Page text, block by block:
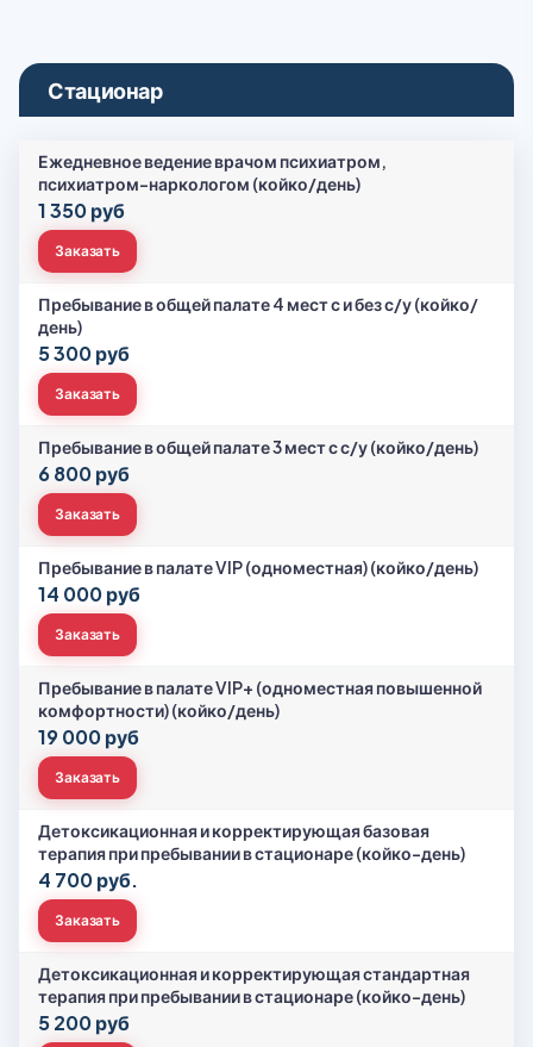
Стационар
Ежедневное ведение врачом психиатром,
психиатром-наркологом (койко/день)
1 350 руб
Заказать
Пребывание в общей палате 4 мест с и без с/у (койко/
день)
5 300 руб
Заказать
Пребывание в общей палате 3 мест с с/у (койко/день)
6 800 руб
Заказать
Пребывание в палате VIP (одноместная) (койко/день)
14 000 руб
Заказать
Пребывание в палате VIP+ (одноместная повышенной
комфортности) (койко/день)
19 000 руб
Заказать
Детоксикационная и корректирующая базовая
терапия при пребывании в стационаре (койко-день)
4 700 руб.
Заказать
Детоксикационная и корректирующая стандартная
терапия при пребывании в стационаре (койко-день)
5 200 руб